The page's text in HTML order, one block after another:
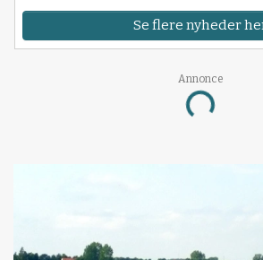
Se flere nyheder
Annonce
Loading...